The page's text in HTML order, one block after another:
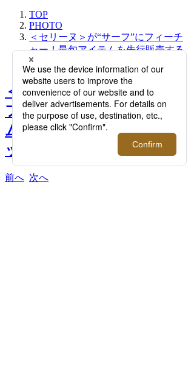
TOP
PHOTO
＜セリーヌ＞が“サーフ”にフィーチ
ャー！最旬アイテムを先行販売する
ポップアップストアをオープン
＜セリーヌ＞が“サーフ”に
フィーチャー！最旬アイテ
ムを先行販売するポップア
ップストアをオープン >>
前へ 次へ